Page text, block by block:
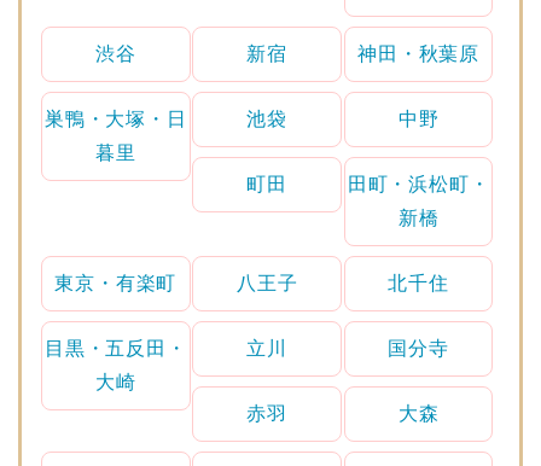
渋谷 新宿 神田・秋葉原
巣鴨・大塚・日
暮里
池袋 中野
町田
田町・浜松町・
新橋
東京・有楽町 八王子 北千住
目黒・五反田・
大崎
立川 国分寺
赤羽 大森